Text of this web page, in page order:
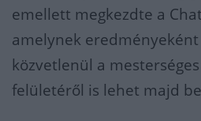
emellett megkezdte a
amelynek
közvetlenül a
felületéről is lehet majd